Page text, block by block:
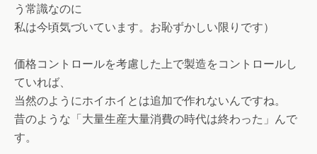
う常識なのに
私は今頃気づいています。お恥ずかしい限りです）
価格コントロールを考慮した上で製造をコントロールし
ていれば、
当然のようにホイホイとは追加で作れないんですね。
昔のような「大量生産大量消費の時代は終わった」んで
す。